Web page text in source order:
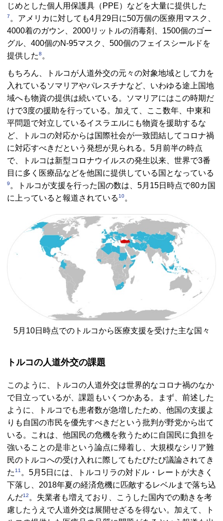
じめとした個人用保護具（PPE）などを大量に提供した
7 。アメリカに対しても4月29日に50万個の医療用マスク、
4000着のガウン、2000リットルの消毒剤、1500個のゴー
グル、400個のN-95マスク、500個のフェイスシールドを
提供した8 。
もちろん、トルコが人道外交の元々の対象地域として力を
入れているソマリアやパレスチナなど、いわゆる途上国地
域へも物資の提供は続いている。ソマリアにはこの時期だ
けで3度の援助を行っている。加えて、ここ数年、中東和
平問題で対立しているイスラエルにも物資を援助するな
ど、トルコの対応からは国際社会が一致団結してコロナ禍
に対応すべきだという発想が見られる。5月前半の時点
で、トルコは新型コロナウイルスの発生以来、世界で3番
目に多く医療品などを他国に提供している国となっている
9 。トルコが支援を行った国の数は、5月15日時点で80カ国
に上っていると報道されている 10。
5月10日時点でのトルコから医療支援を受けた主な国々
トルコの人道外交の課題
このように、トルコの人道外交は世界的なコロナ禍のなか
で目立っているが、課題もいくつかある。まず、前述した
ように、トルコでも患者数が急増したため、他国の支援よ
りも自国の市民を優先すべきだという批判が野党から出て
いる。これは、他国民の危機を救うために自国民に負担を
強いることの是非という論点に帰着し、大規模なシリア難
民のトルコへの受け入れに際してもたびたび議論されてき
た 11 。5月5日には、トルコリラの対ドル・レートが大きく
下落し、2018年夏の経済危機に匹敵するレベルまで落ち込
んだ12 。失業者も増えており、こうした国内での動きを考
慮したうえで人道外交は展開せざるを得ない。加えて、ト